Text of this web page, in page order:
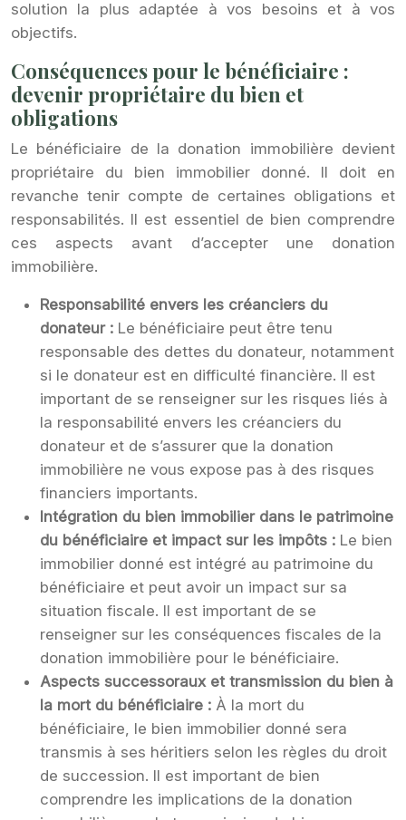
solution la plus adaptée à vos besoins et à vos
objectifs.
Conséquences pour le bénéficiaire :
devenir propriétaire du bien et
obligations
Le bénéficiaire de la donation immobilière devient
propriétaire du bien immobilier donné. Il doit en
revanche tenir compte de certaines obligations et
responsabilités. Il est essentiel de bien comprendre
ces aspects avant d’accepter une donation
immobilière.
Responsabilité envers les créanciers du
donateur : Le bénéficiaire peut être tenu
responsable des dettes du donateur, notamment
si le donateur est en difficulté financière. Il est
important de se renseigner sur les risques liés à
la responsabilité envers les créanciers du
donateur et de s’assurer que la donation
immobilière ne vous expose pas à des risques
financiers importants.
Intégration du bien immobilier dans le patrimoine
du bénéficiaire et impact sur les impôts : Le bien
immobilier donné est intégré au patrimoine du
bénéficiaire et peut avoir un impact sur sa
situation fiscale. Il est important de se
renseigner sur les conséquences fiscales de la
donation immobilière pour le bénéficiaire.
Aspects successoraux et transmission du bien à
la mort du bénéficiaire : À la mort du
bénéficiaire, le bien immobilier donné sera
transmis à ses héritiers selon les règles du droit
de succession. Il est important de bien
comprendre les implications de la donation